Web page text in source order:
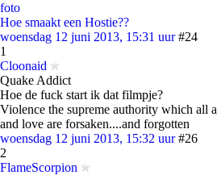
foto
Hoe smaakt een Hostie??
woensdag 12 juni 2013, 15:31 uur #24
1
Cloonaid
Quake Addict
Hoe de fuck start ik dat filmpje?
Violence the supreme authority which all
and love are forsaken....and forgotten
woensdag 12 juni 2013, 15:32 uur #26
2
FlameScorpion